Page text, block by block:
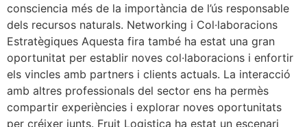
consciencia més de la importància de l’ús responsable
dels recursos naturals. Networking i Col·laboracions
Estratègiques Aquesta fira també ha estat una gran
oportunitat per establir noves col·laboracions i enfortir
els vincles amb partners i clients actuals. La interacció
amb altres professionals del sector ens ha permès
compartir experiències i explorar noves oportunitats
per créixer junts. Fruit Logistica ha estat un escenari